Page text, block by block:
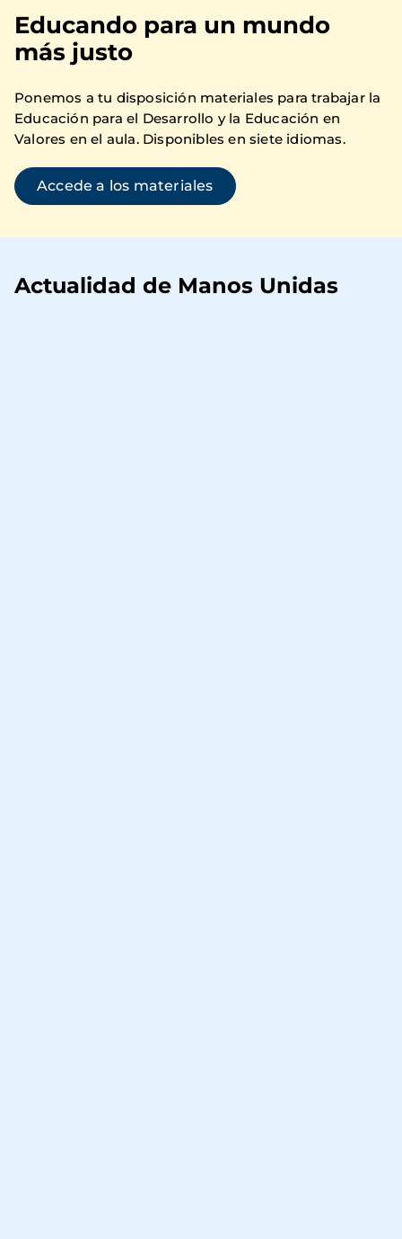
Educando para un mundo
más justo
Ponemos a tu disposición materiales para trabajar la
Educación para el Desarrollo y la Educación en
Valores en el aula. Disponibles en siete idiomas.
Accede a los materiales
Actualidad de Manos Unidas